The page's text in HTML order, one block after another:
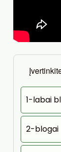
1-labai
2-blogai